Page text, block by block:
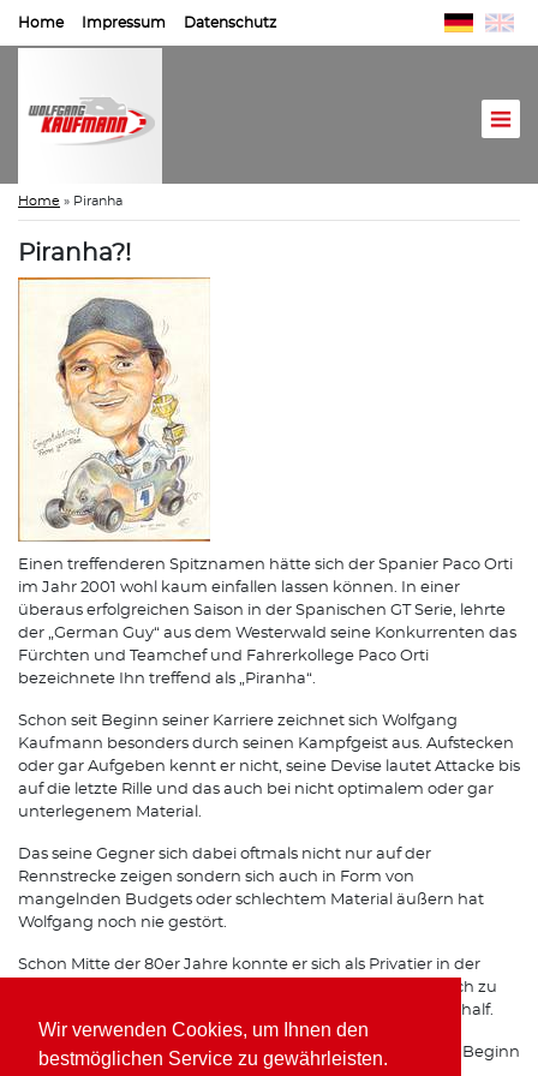
Wir verwenden Cookies, um Ihnen den
bestmöglichen Service zu gewährleisten.
Home Impressum Datenschutz
Home » Piranha
Piranha?!
Einen treffenderen Spitznamen hätte sich der Spanier Paco Orti
im Jahr 2001 wohl kaum einfallen lassen können. In einer
überaus erfolgreichen Saison in der Spanischen GT Serie, lehrte
der „German Guy“ aus dem Westerwald seine Konkurrenten das
Fürchten und Teamchef und Fahrerkollege Paco Orti
bezeichnete Ihn treffend als „Piranha“.
Schon seit Beginn seiner Karriere zeichnet sich Wolfgang
Kaufmann besonders durch seinen Kampfgeist aus. Aufstecken
oder gar Aufgeben kennt er nicht, seine Devise lautet Attacke bis
auf die letzte Rille und das auch bei nicht optimalem oder gar
unterlegenem Material.
Das seine Gegner sich dabei oftmals nicht nur auf der
Rennstrecke zeigen sondern sich auch in Form von
mangelnden Budgets oder schlechtem Material äußern hat
Wolfgang noch nie gestört.
Schon Mitte der 80er Jahre konnte er sich als Privatier in der
Formel 3 gehörigen Respekt einfahren, was Ihm schließlich zu
einem Opel Werksvertrag im Team von Horst Schübel verhalf.
Spätestens seit seinen Erfolgen mit Freisinger Porsche zu Beginn